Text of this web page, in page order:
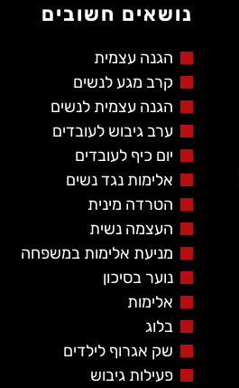
נושאים חשובים
הגנה עצמית
קרב מגע לנשים
הגנה עצמית לנשים
ערב גיבוש לעובדים
יום כיף לעובדים
אלימות נגד נשים
הטרדה מינית
העצמה נשית
מניעת אלימות במשפחה
נוער בסיכון
אלימות
בלוג
שק אגרוף לילדים
פעילות גיבוש